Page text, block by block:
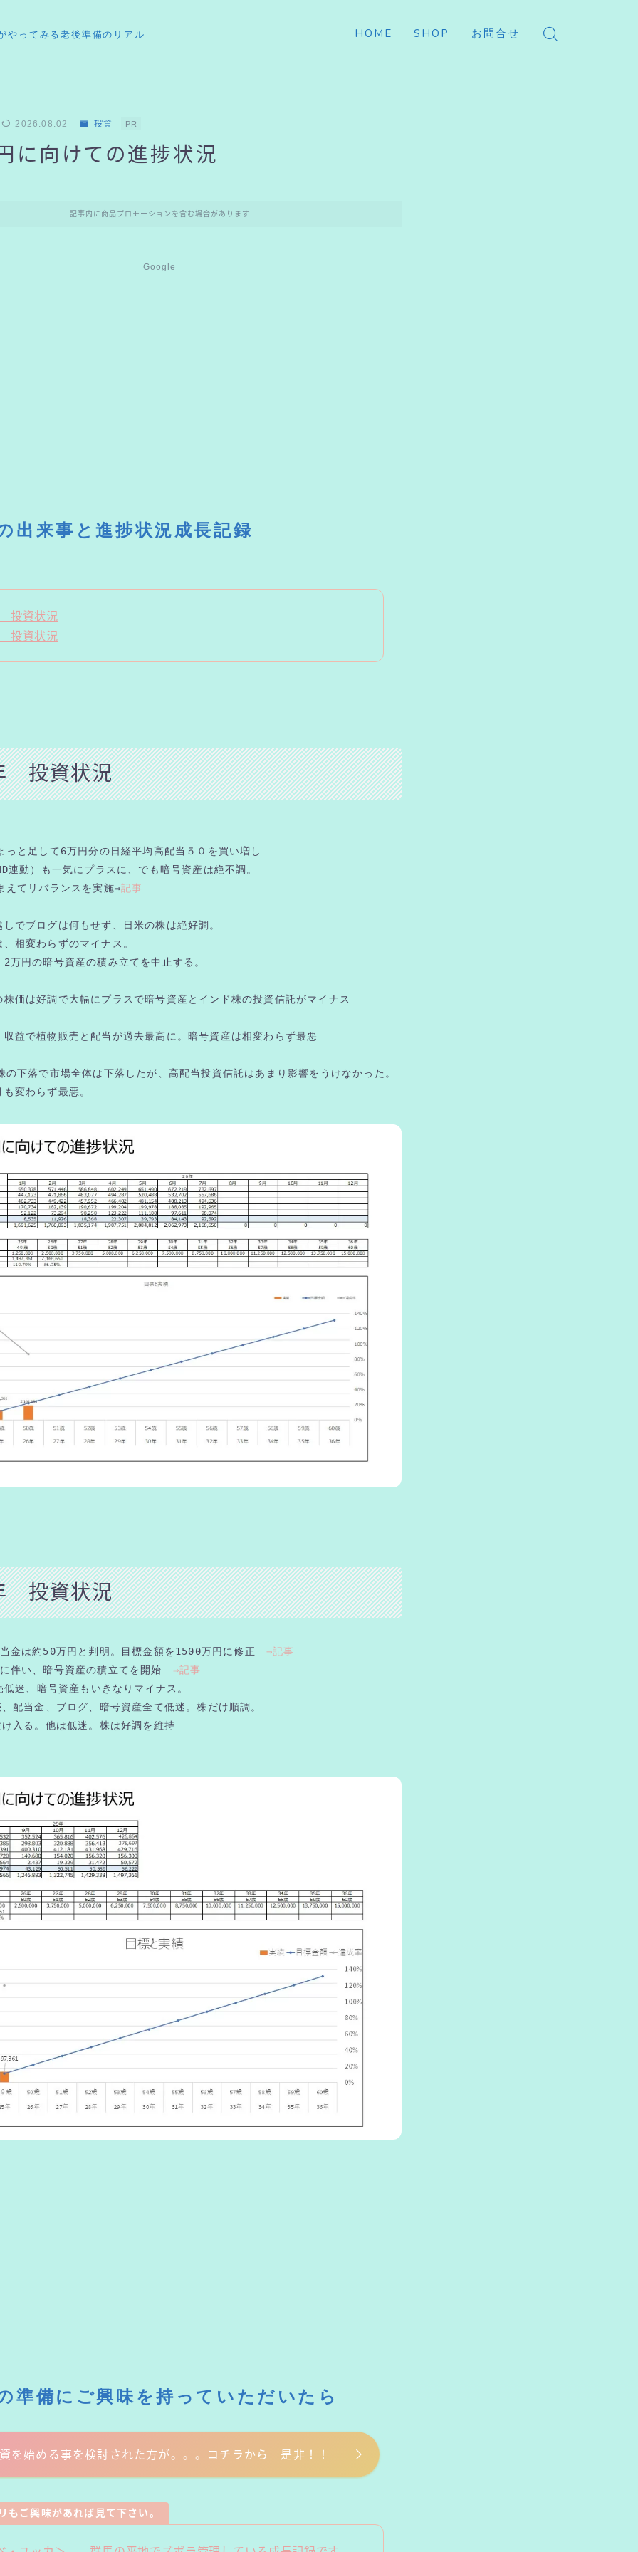
やってみる老後準備のリアル HOME SHOP お問合せ
2026.08.02 投資 PR
に向けての進捗状況
記事内に商品プロモーションを含む場合があります
Google
出来事と進捗状況成長記録
投資状況
投資状況
投資状況
っと足して6万円分の日経平均高配当５０を買い増し
連動）も一気にプラスに、でも暗号資産は絶不調。
えてリバランスを実施⇒記事
でブログは何もせず、日米の株は絶好調。
相変わらずのマイナス。
万円の暗号資産の積み立てを中止する。
価は好調で大幅にプラスで暗号資産とインド株の投資信託がマイナス
益で植物販売と配当が過去最高に。暗号資産は相変わらず最悪
下落で市場全体は下落したが、高配当投資信託はあまり影響をうけなかった。
変わらず最悪。
投資状況
金は約50万円と判明。目標金額を1500万円に修正 ⇒記事
、暗号資産の積立てを開始 ⇒記事
迷、暗号資産もいきなりマイナス。
配当金、ブログ、暗号資産全て低迷。株だけ順調。
入る。他は低迷。株は好調を維持
準備にご興味を持っていただいたら
を始める事を検討された方が。。。コチラから 是非！！
もご興味があれば見て下さい。